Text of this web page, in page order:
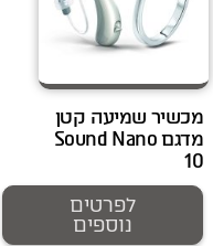
מכשיר שמיעה קטן
מדגם Sound Nano
10
לפרטים
נוספים